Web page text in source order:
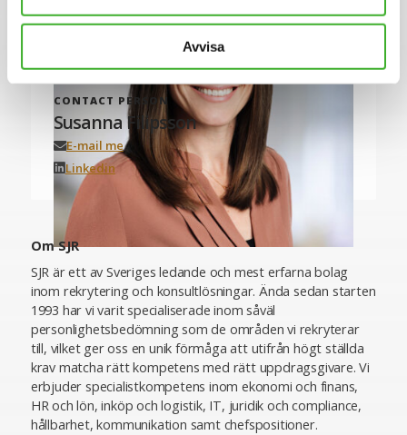
Avvisa
CONTACT PERSON
Susanna Filipsson
E-mail me
Linkedin
Om SJR
SJR är ett av Sveriges ledande och mest erfarna bolag
inom rekrytering och konsultlösningar. Ända sedan starten
1993 har vi varit specialiserade inom såväl
personlighetsbedömning som de områden vi rekryterar
till, vilket ger oss en unik förmåga att utifrån högt ställda
krav matcha rätt kompetens med rätt uppdragsgivare. Vi
erbjuder specialistkompetens inom ekonomi och finans,
HR och lön, inköp och logistik, IT, juridik och compliance,
hållbarhet, kommunikation samt chefspositioner.